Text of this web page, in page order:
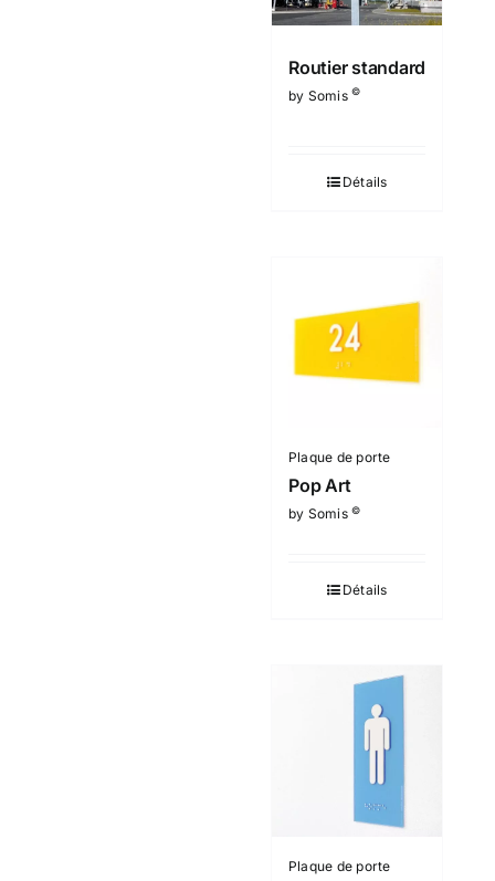
Routier standard
by Somis©
Détails
Plaque de porte
Pop Art
by Somis©
Détails
Plaque de porte